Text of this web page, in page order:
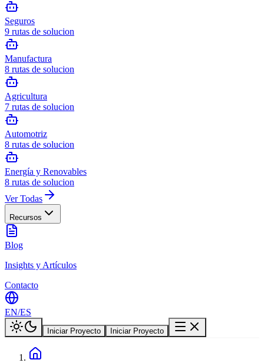
Seguros
9 rutas de solucion
Manufactura
8 rutas de solucion
Agricultura
7 rutas de solucion
Automotriz
8 rutas de solucion
Energía y Renovables
8 rutas de solucion
Ver Todas
Recursos
Blog
Insights y Artículos
Contacto
EN/ES
Iniciar Proyecto Iniciar Proyecto